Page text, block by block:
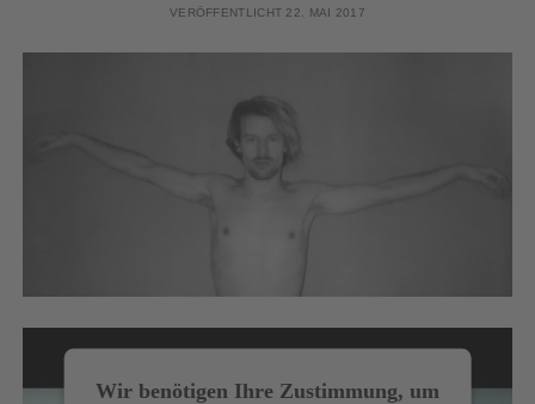
VERÖFFENTLICHT 22. MAI 2017
Wir benötigen Ihre Zustimmung, um